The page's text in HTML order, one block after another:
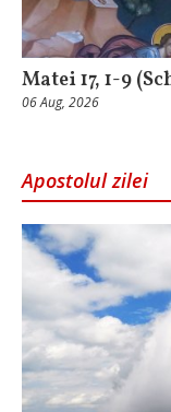
Matei 17, 1-9
06 Aug, 2026
Apostolul zilei